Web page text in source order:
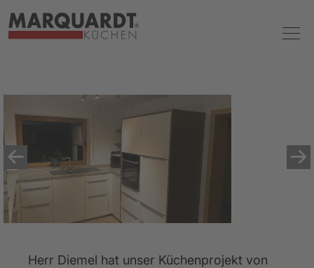
Herr Diemel hat unser Küchenprojekt von